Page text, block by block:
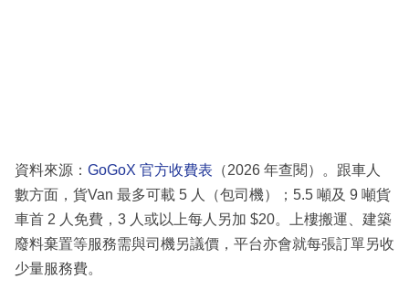
資料來源： GoGoX 官方收費表 （2026 年查閱）。跟車人
數方面，貨Van 最多可載 5 人（包司機）；5.5 噸及 9 噸貨
車首 2 人免費，3 人或以上每人另加 $20。上樓搬運、建築
廢料棄置等服務需與司機另議價，平台亦會就每張訂單另收
少量服務費。